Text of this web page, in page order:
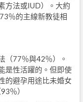
方法或IUD）。大約
％的主線新教徒相
（77％與42％）。
是性活躍的。但即使
的避孕用途比未婚女
％）